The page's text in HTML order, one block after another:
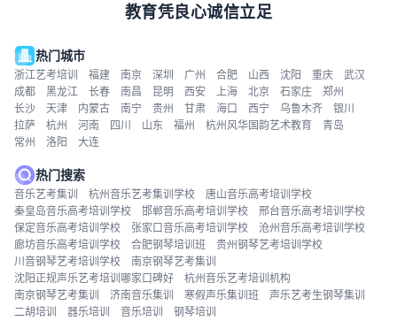
教育凭良心诚信立足
热门城市
浙江艺考培训 福建 南京 深圳 广州 合肥 山西 沈阳 重庆
武汉
成都
黑龙江 长春 南昌 昆明 西安 上海 北京 石家庄
郑州
长沙
天津 内蒙古 南宁 贵州 甘肃 海口 西宁 乌鲁木齐
银川
拉萨
杭州 河南 四川 山东 福州 杭州风华国韵艺术教育
青岛
常州
洛阳 大连
热门搜索
音乐艺考集训 杭州音乐艺考集训学校
唐山音乐高考培训学校
秦皇岛音乐高考培训学校
邯郸音乐高考培训学校
邢台音乐高考培训学校
保定音乐高考培训学校
张家口音乐高考培训学校
沧州音乐高考培训学校
廊坊音乐高考培训学校
合肥钢琴培训班
贵州钢琴艺考培训学校
川音钢琴艺考培训学校
南京钢琴艺考集训
沈阳正规声乐艺考培训哪家口碑好
杭州音乐艺考培训机构
南京钢琴艺考集训
济南音乐集训 寒假声乐集训班
声乐艺考生钢琴集训
二胡培训
器乐培训 音乐培训 钢琴培训